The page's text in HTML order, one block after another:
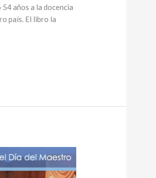
años a la docencia
país. El libro la